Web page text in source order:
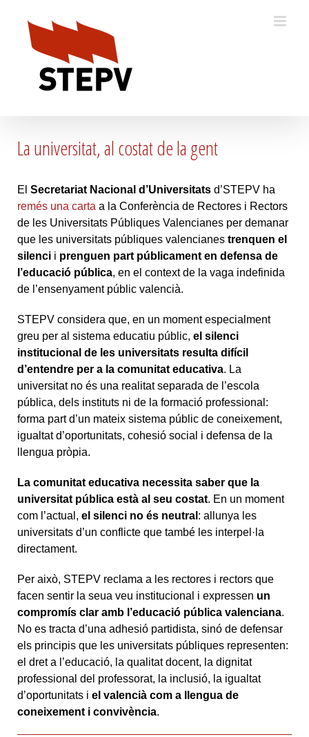
content
La universitat, al costat de la gent
El Secretariat Nacional d’Universitats d’STEPV ha
remés una carta a la Conferència de Rectores i Rectors
de les Universitats Públiques Valencianes per demanar
que les universitats públiques valencianes trenquen el
silenci i prenguen part públicament en defensa de
l’educació pública, en el context de la vaga indefinida
de l’ensenyament públic valencià.
STEPV considera que, en un moment especialment
greu per al sistema educatiu públic, el silenci
institucional de les universitats resulta difícil
d’entendre per a la comunitat educativa. La
universitat no és una realitat separada de l’escola
pública, dels instituts ni de la formació professional:
forma part d’un mateix sistema públic de coneixement,
igualtat d’oportunitats, cohesió social i defensa de la
llengua pròpia.
La comunitat educativa necessita saber que la
universitat pública està al seu costat. En un moment
com l’actual, el silenci no és neutral : allunya les
universitats d’un conflicte que també les interpel·la
directament.
Per això, STEPV reclama a les rectores i rectors que
facen sentir la seua veu institucional i expressen un
compromís clar amb l’educació pública valenciana.
No es tracta d’una adhesió partidista, sinó de defensar
els principis que les universitats públiques representen:
el dret a l’educació, la qualitat docent, la dignitat
professional del professorat, la inclusió, la igualtat
d’oportunitats i el valencià com a
llengua de
coneixement i convivència.